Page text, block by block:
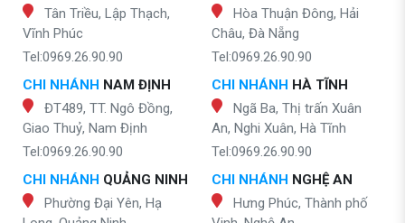
Tân Triều, Lập Thạch,
Vĩnh Phúc
Tel:0969.26.90.90
CHI NHÁNH NAM ĐỊNH
ĐT489, TT. Ngô Đồng,
Giao Thuỷ, Nam Định
Tel:0969.26.90.90
CHI NHÁNH QUẢNG NINH
Phường Đại Yên, Hạ
Hòa Thuận Đông, Hải
Châu, Đà Nẵng
Tel:0969.26.90.90
CHI NHÁNH HÀ TĨNH
Ngã Ba, Thị trấn Xuân
An, Nghi Xuân, Hà Tĩnh
Tel:0969.26.90.90
CHI NHÁNH NGHỆ AN
Hưng Phúc, Thành phố